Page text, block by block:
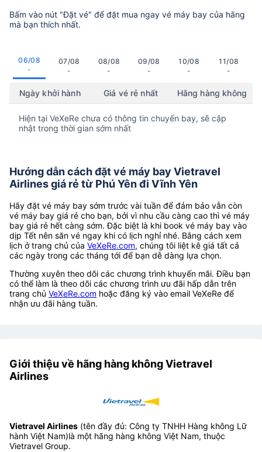
Bấm vào nút "Đặt vé" để đặt mua ngay vé máy bay của hãng
mà bạn thích nhất.
06/08
-
07/08
-
08/08
-
09/08
-
10/08
-
11/08
-
Ngày khởi hành Giá vé rẻ nhất Hãng hàng không
Hiện tại VeXeRe chưa có thông tin chuyến bay, sẽ cập
nhật trong thời gian sớm nhất
Hướng dẫn cách đặt vé máy bay Vietravel
Airlines giá rẻ từ Phú Yên đi Vĩnh Yên
Hãy đặt vé máy bay sớm trước vài tuần để đảm bảo vẫn còn
vé máy bay giá rẻ cho bạn, bởi vì nhu cầu càng cao thì vé máy
bay giá rẻ hết càng sớm. Đặc biệt là khi book vé máy bay vào
dịp Tết nên săn vé ngay khi có lịch nghỉ nhé. Bằng cách xem
lịch ở trang chủ của VeXeRe.com, chúng tôi liệt kê giá tất cả
các ngày trong các tháng tới để bạn dễ dàng lựa chọn.
Thường xuyên theo dõi các chương trình khuyến mãi. Điều bạn
có thể làm là theo dõi các chương trình ưu đãi hấp dẫn trên
trang chủ VeXeRe.com hoặc đăng ký vào email VeXeRe để
nhận ưu đãi hàng tuần.
Giới thiệu về hãng hàng không Vietravel
Airlines
Vietravel Airlines (tên đầy đủ: Công ty TNHH Hàng không Lữ
hành Việt Nam)là một hãng hàng không Việt Nam, thuộc
Vietravel Group.